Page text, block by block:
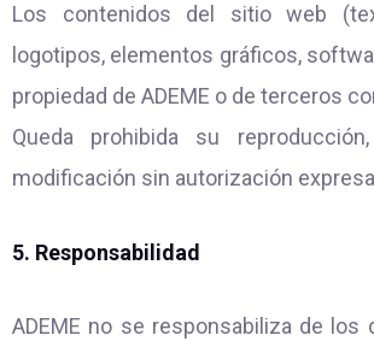
Los contenidos del sitio web
logotipos, elementos gráficos,
propiedad de ADEME o de terceros
Queda prohibida su
modificación sin autorización
5. Responsabilidad
ADEME no se responsabiliza de los